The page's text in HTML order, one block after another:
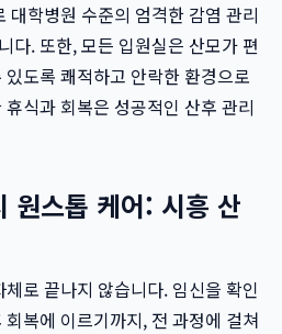
대학병원 수준의 엄격한 감염 관리
다. 또한, 모든 입원실은 산모가 편
도록 쾌적하고 안락한 환경으로
식과 회복은 성공적인 산후 관리
원스톱 케어: 시흥 산
로 끝나지 않습니다. 임신을 확인
복에 이르기까지, 전 과정에 걸쳐